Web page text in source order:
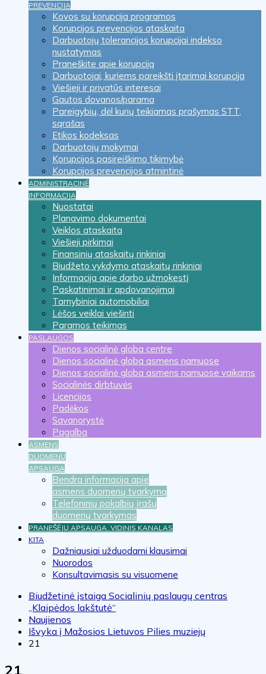
PREVENCIJA
Kovos su korupcija programos
Korupcijos prevencijos ataskaita
Darbuotojų tolerancijos korupcijai indekso
nustatymas
Praneškite apie korupciją
Darbuotojai, kuriems pareikšti įtarimai korupcija
Viešieji ir privatūs interesai
Gautos dovanos/parama
Pareigybių, dėl kurių teikiamas prašymas STT,
sąrašas
Etikos kodeksas
Darbuotojų mokymai
Korupcijos pasireiškimo tikimybė
Korupcijos prevencijos atmintinė
ADMINISTRACINĖ
INFORMACIJA
Nuostatai
Planavimo dokumentai
Veiklos ataskaita
Viešieji pirkimai
Finansinių ataskaitų rinkiniai
Biudžeto vykdymo ataskaitų rinkiniai
Informacija apie darbo užmokestį
Paskatinimai ir apdovanojimai
Tarnybiniai automobiliai
Lėšos veiklai viešinti
Paramos teikimas
PASLAUGOS
Dienos socialinė globa centre
Dienos socialinė globa asmens namuose
Dienos socialinė globa asmens namuose vaikams
Socialinės dirbtuvės
Licencijos
Padėkos
Savanorystė
Pagalba
ASMENS
DUOMENŲ
APSAUGA
Bendra informacija apie
asmens duomenų tvarkymą
Telefoninių pokalbių įrašų
duomenų tvarkymas
PRANEŠĖJŲ APSAUGA. VIDINIS KANALAS
KITA
Dažniausiai užduodami klausimai
Nuorodos
Konsultavimasis su visuomene
Biudžetinė įstaiga Socialinių paslaugų centras
„Klaipėdos lakštutė“
Naujienos
Išvyka į Mažosios Lietuvos Pilies muziejų
21
21